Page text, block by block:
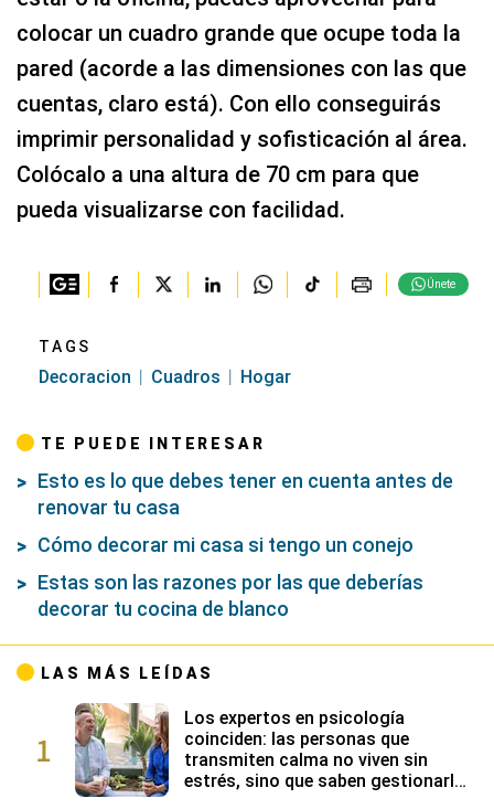
Colócalo a una altura de 70 cm para que
pueda visualizarse con facilidad.
Únete
Decoracion Cuadros Hogar
TE PUEDE INTERESAR
renovar tu casa
Cómo decorar mi casa si tengo un conejo
decorar tu cocina de blanco
LAS MÁS LEÍDAS
1
coinciden: las personas que
transmiten calma no viven sin
gracias a su alta inteligencia
emocional
candidatos: Estos son los 63
casos de reelección encubierta a
nivel nacional